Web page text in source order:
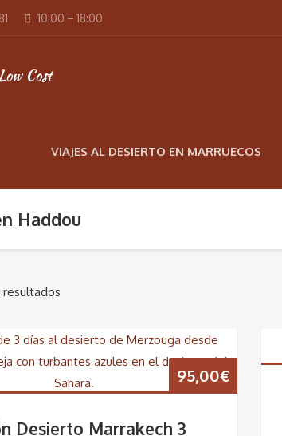
10:00 – 18:00
VIAJES AL DESIERTO EN MARRUECOS
Haddou
95,00€
Desierto Marrakech 3